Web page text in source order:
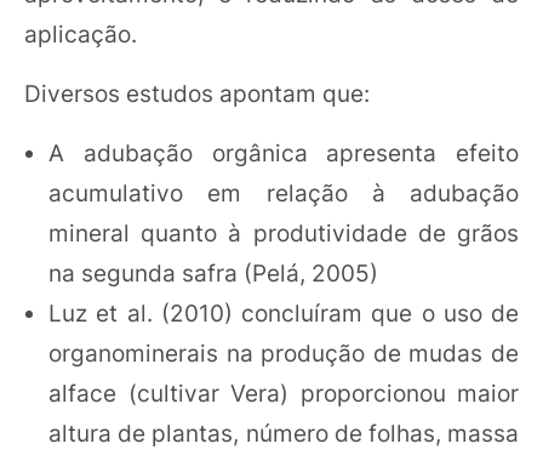
aplicação.
Diversos estudos apontam que:
A adubação orgânica apresenta efeito
acumulativo em relação à adubação
mineral quanto à produtividade de grãos
na segunda safra (Pelá, 2005)
Luz et al. (2010) concluíram que o uso de
organominerais na produção de mudas de
alface (cultivar Vera) proporcionou maior
altura de plantas, número de folhas, massa